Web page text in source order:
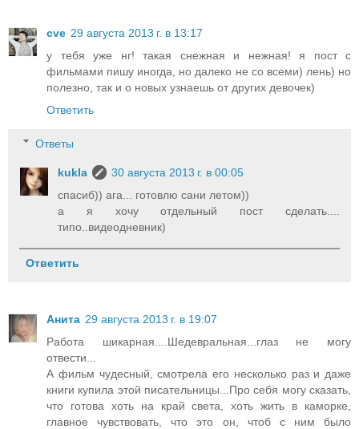
cve 29 августа 2013 г. в 13:17
у тебя уже нг! такая снежная и нежная! я пост с
фильмами пишу иногда, но далеко не со всеми) лень) но
полезно, так и о новых узнаешь от других девочек)
Ответить
Ответы
kukla
30 августа 2013 г. в 00:05
спасиб)) ага... готовлю сани летом))
а я хочу отдельный пост сделать....
типо..видеодневник)
Ответить
Анита 29 августа 2013 г. в 19:07
Работа шикарная....Шедевральная...глаз не могу
отвести...
А фильм чудесный, смотрела его несколько раз и даже
книги купила этой писательницы...Про себя могу сказать,
что готова хоть на край света, хоть жить в каморке,
главное чувствовать, что это он, чтоб с ним было